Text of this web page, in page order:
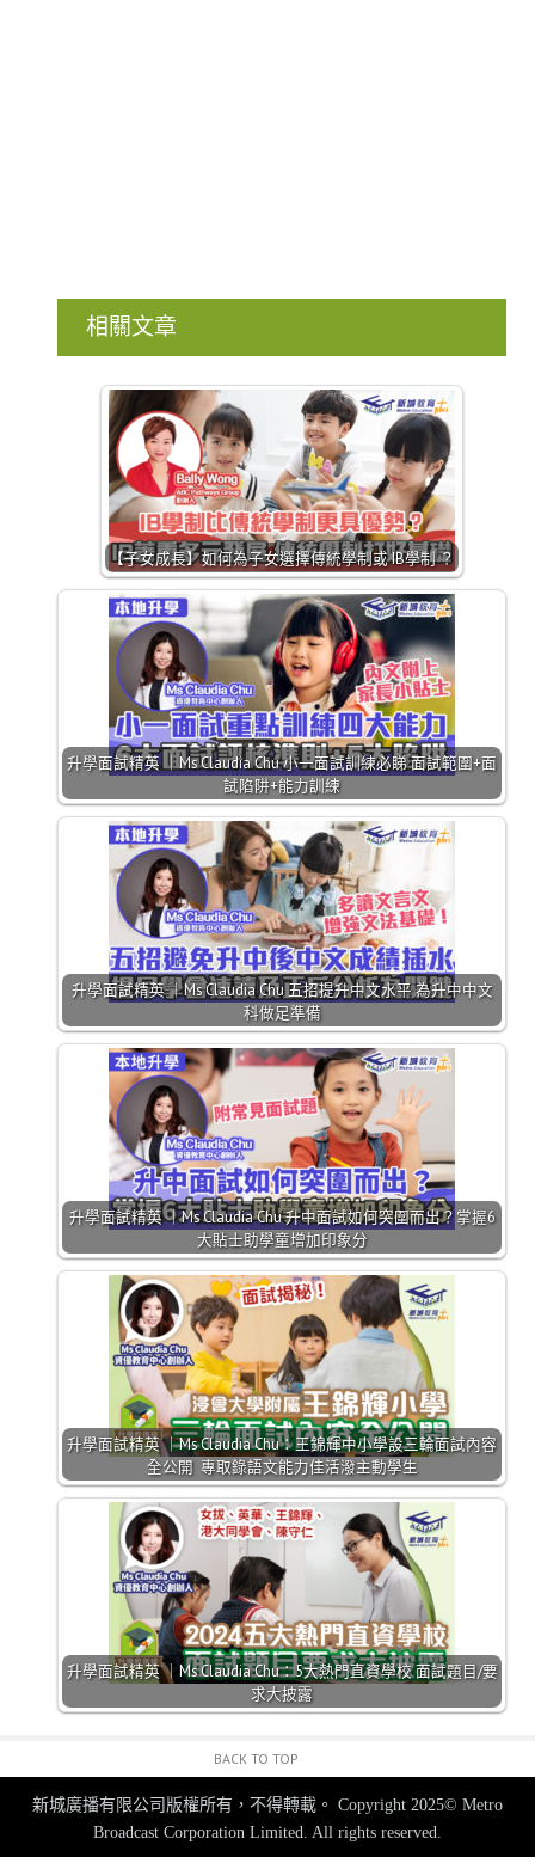
相關文章
【子女成長】如何為子女選擇傳統學制或 IB學制 ？
升學面試精英 ｜Ms Claudia Chu 小一面試訓練必睇 面試範圍+面
試陷阱+能力訓練
升學面試精英 ｜Ms Claudia Chu 五招提升中文水平 為升中中文
科做足準備
升學面試精英 ｜Ms Claudia Chu 升中面試如何突圍而出？掌握6
大貼士助學童增加印象分
升學面試精英 ｜Ms Claudia Chu：王錦輝中小學設三輪面試內容
全公開 專取錄語文能力佳活潑主動學生
升學面試精英 ｜Ms Claudia Chu：5大熱門直資學校 面試題目/要
求大披露
BACK TO TOP
新城廣播有限公司版權所有，不得轉載。 Copyright 2025© Metro
Broadcast Corporation Limited. All rights reserved.